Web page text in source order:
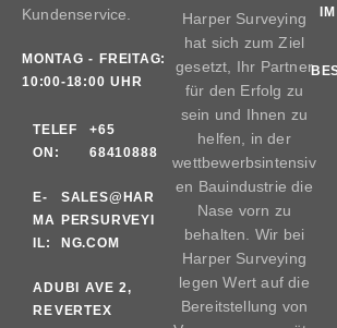
Kundenservice.
MONTAG - FREITAG:
10:00-18:00 UHR
TELEF
ON:
+65
68410888
E-
MA
IL:
SALES@HAR
PERSURVEYI
NG.COM
AD
RE
UBI AVE 2,
VERTEX
Harper Surveying
hat sich zum Ziel
gesetzt, Ihr Partner
für den Erfolg zu
sein und Ihnen zu
helfen, in der
wettbewerbsintensiv
en Bauindustrie die
Nase vorn zu
behalten. Wir bei
Harper Surveying
legen Wert auf die
Bereitstellung von